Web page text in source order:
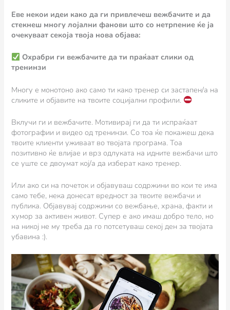
Еве некои идеи како да ги привлечеш вежбачите и да
стекнеш многу лојални фанови што со нетрпение ќе ја
очекуваат секоја твоја нова објава:
Охрабри ги вежбачите да ти праќаат слики од
тренинзи
Многу е монотоно ако само ти како тренер си застапен/а на
сликите и објавите на твоите социјални профили.
Вклучи ги и вежбачите. Мотивирај ги да ти испраќаат
фотографии и видео од тренинзи. Со тоа ќе покажеш дека
твоите клиенти уживаат во твојата програма. Тоа
позитивно ќе влијае и врз одлуката на идните вежбачи што
се уште се двоумат кој/а да изберат како тренер.
Или ако си на почеток и објавуваш содржини во кои те има
само тебе, нека донесат вредност за твоите вежбачи и
публика. Објавувај содржини со вежбање, храна, факти и
хумор за активен живот. Супер е ако имаш добро тело, но
на никој не му треба да го потсетуваш секој ден за твојата
убавина :).